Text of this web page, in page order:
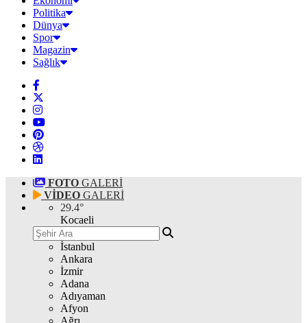
Politika
Dünya
Spor
Magazin
Sağlık
FOTO GALERİ
VİDEO GALERİ
29.4°
Kocaeli
İstanbul
Ankara
İzmir
Adana
Adıyaman
Afyon
Ağrı